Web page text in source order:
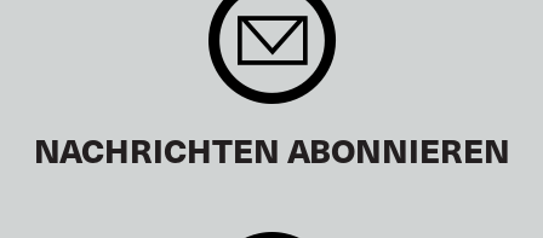
NACHRICHTEN ABONNIEREN